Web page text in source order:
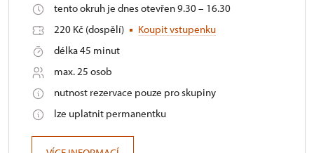
tento okruh je dnes otevřen 9.30 – 16.30
220 Kč (dospělí)
Koupit vstupenku
délka 45 minut
max. 25 osob
nutnost rezervace pouze pro skupiny
lze uplatnit permanentku